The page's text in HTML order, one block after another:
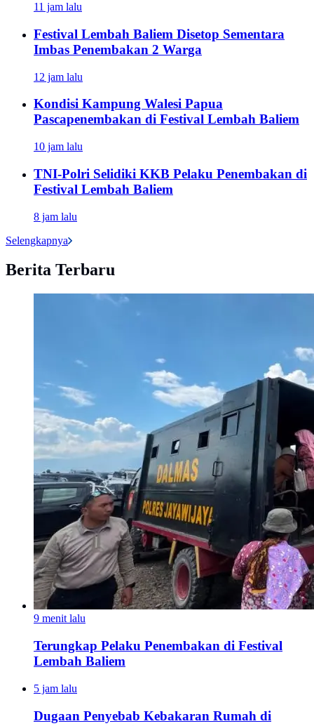
11 jam lalu
Festival Lembah Baliem Disetop Sementara
Imbas Penembakan 2 Warga
12 jam lalu
Kondisi Kampung Walesi Papua
Pascapenembakan di Festival Lembah Baliem
10 jam lalu
TNI-Polri Selidiki KKB Pelaku Penembakan di
Festival Lembah Baliem
8 jam lalu
Selengkapnya
Berita Terbaru
9 menit lalu
Terungkap Pelaku Penembakan di Festival
Lembah Baliem
5 jam lalu
Dugaan Penyebab Kebakaran Rumah di